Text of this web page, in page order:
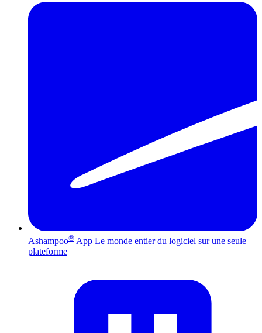
Ashampoo® App Le monde entier du logiciel sur une seule
plateforme